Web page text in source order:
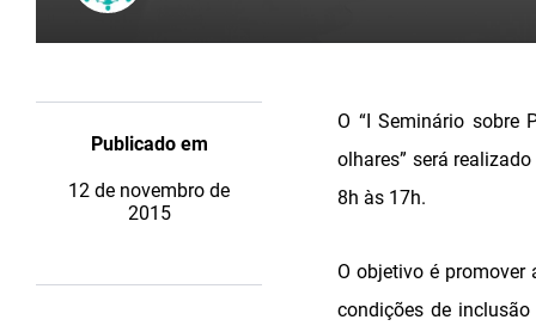
Publicado em
12 de novembro de
2015
O “I Seminário sobre
olhares” será
8h às 17h.
O objetivo é
condições de